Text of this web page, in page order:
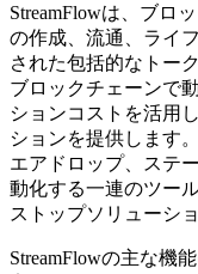
StreamFlowは、ブロ
の作成、流通、ライ
された包括的なトー
ブロックチェーンで
ションコストを活用
ションを提供します
エアドロップ、ステ
動化する一連のツー
ストップソリューシ
StreamFlowの主な機